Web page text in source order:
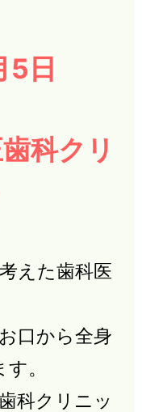
5日
科クリ
えた歯科医
口から全身
。
科クリニッ